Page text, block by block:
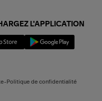
L'APPLICATION
Politique de confidentialité